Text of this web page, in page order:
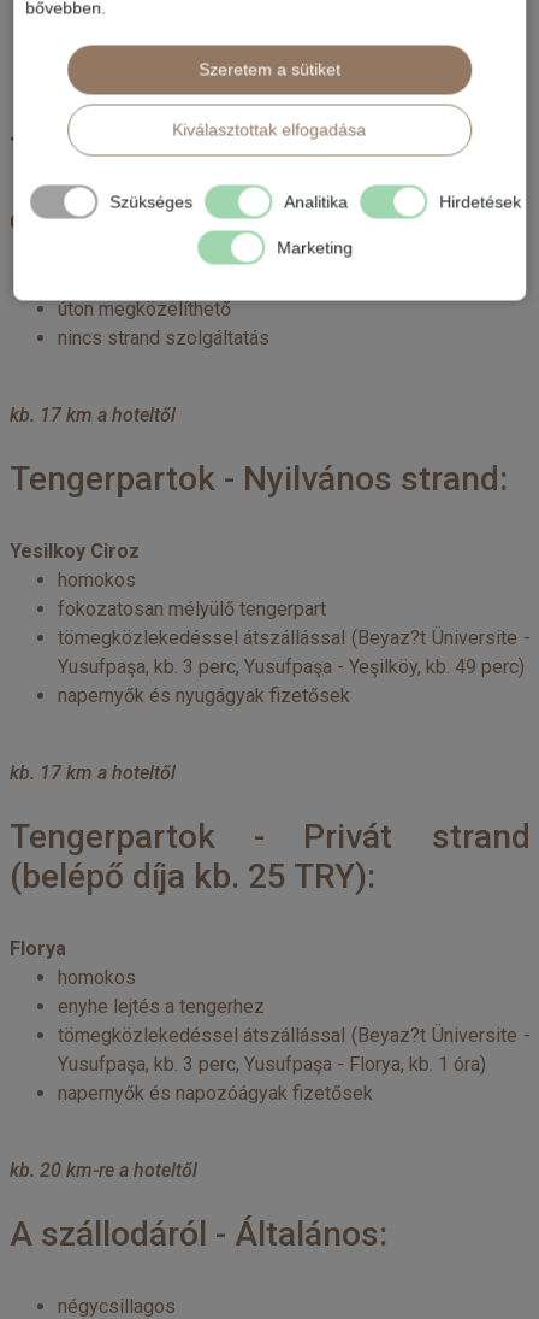
Tengerpartok - Nyilvános strand:
Caddebostan
úton megközelíthető
nincs strand szolgáltatás
kb. 17 km a hoteltől
Tengerpartok - Nyilvános strand:
Yesilkoy Ciroz
homokos
fokozatosan mélyülő tengerpart
tömegközlekedéssel átszállással (Beyaz?t Üniversite -
Yusufpaşa, kb. 3 perc, Yusufpaşa - Yeşilköy, kb. 49 perc)
napernyők és nyugágyak fizetősek
kb. 17 km a hoteltől
Tengerpartok - Privát strand
(belépő díja kb. 25 TRY):
Florya
homokos
enyhe lejtés a tengerhez
tömegközlekedéssel átszállással (Beyaz?t Üniversite -
Yusufpaşa, kb. 3 perc, Yusufpaşa - Florya, kb. 1 óra)
napernyők és napozóágyak fizetősek
kb. 20 km-re a hoteltől
A szállodáról - Általános:
négycsillagos
bővebben.
Szeretem a sütiket
Kiválasztottak elfogadása
Szükséges Analitika Hirdetések
Marketing